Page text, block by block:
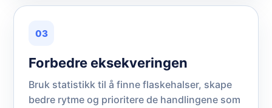
03
Forbedre eksekveringen
Bruk statistikk til å finne flaskehalser, skape
bedre rytme og prioritere de handlingene som